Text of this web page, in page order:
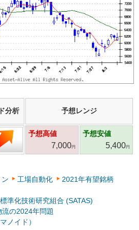
分析 予想レンジ
予想高値
7,000円
予想安値
5,400円
ン 工場自動化
2021年有望銘柄
準化技術研究組合 (SATAS)
流の2024年問題
ノイド）